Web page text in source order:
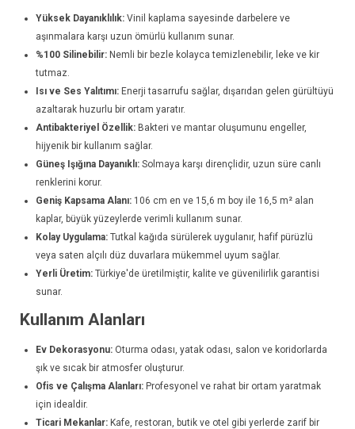
Yüksek Dayanıklılık: Vinil kaplama sayesinde darbelere ve
aşınmalara karşı uzun ömürlü kullanım sunar.
%100 Silinebilir: Nemli bir bezle kolayca temizlenebilir, leke ve kir
tutmaz.
Isı ve Ses Yalıtımı: Enerji tasarrufu sağlar, dışarıdan gelen gürültüyü
azaltarak huzurlu bir ortam yaratır.
Antibakteriyel Özellik: Bakteri ve mantar oluşumunu engeller,
hijyenik bir kullanım sağlar.
Güneş Işığına Dayanıklı: Solmaya karşı dirençlidir, uzun süre canlı
renklerini korur.
Geniş Kapsama Alanı: 106 cm en ve 15,6 m boy ile 16,5 m² alan
kaplar, büyük yüzeylerde verimli kullanım sunar.
Kolay Uygulama: Tutkal kağıda sürülerek uygulanır, hafif pürüzlü
veya saten alçılı düz duvarlara mükemmel uyum sağlar.
Yerli Üretim: Türkiye'de üretilmiştir, kalite ve güvenilirlik garantisi
sunar.
Kullanım Alanları
Ev Dekorasyonu: Oturma odası, yatak odası, salon ve koridorlarda
şık ve sıcak bir atmosfer oluşturur.
Ofis ve Çalışma Alanları: Profesyonel ve rahat bir ortam yaratmak
için idealdir.
Ticari Mekanlar: Kafe, restoran, butik ve otel gibi yerlerde zarif bir